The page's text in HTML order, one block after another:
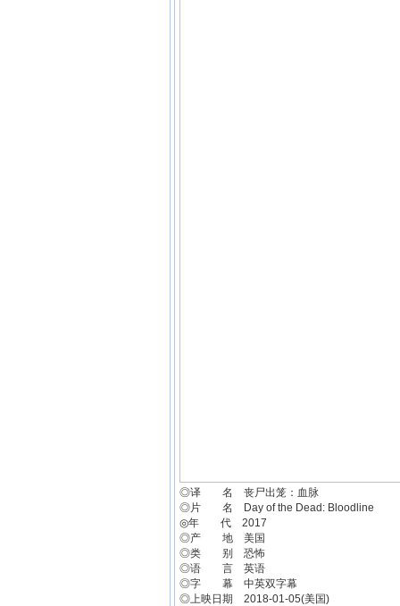
◎译 名 丧尸出笼：血脉
◎片 名 Day of the Dead: Bloodline
◎年 代 2017
◎产 地 美国
◎类 别 恐怖
◎语 言 英语
◎字 幕 中英双字幕
◎上映日期 2018-01-05(美国)